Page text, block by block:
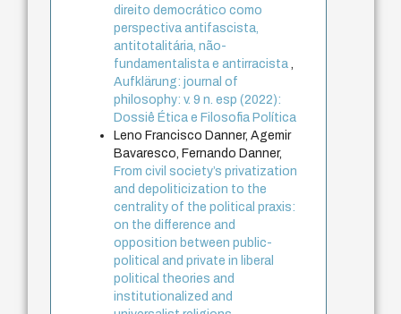
direito democrático como
perspectiva antifascista,
antitotalitária, não-
fundamentalista e antirracista
Aufklärung: journal of
philosophy: v. 9 n. esp (2022):
Dossiê Ética e Filosofia Política
Leno Francisco Danner, Agemir
Bavaresco, Fernando Danner,
From civil society’s privatization
and depoliticization to the
centrality of the political praxis:
on the difference and
opposition between public-
political and private in liberal
political theories and
institutionalized and